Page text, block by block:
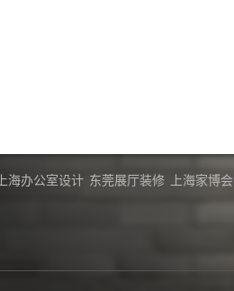
上海办公室设计 东莞展厅装修 上海家博会